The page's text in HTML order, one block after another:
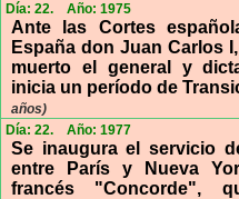
Día: 22.
Año: 1975
Ante las Cortes
España don Juan Carlos
muerto el general y
inicia un período de
años)
Día: 22.
Año: 1977
Se inaugura el servicio
entre París y Nueva
francés "Concorde",